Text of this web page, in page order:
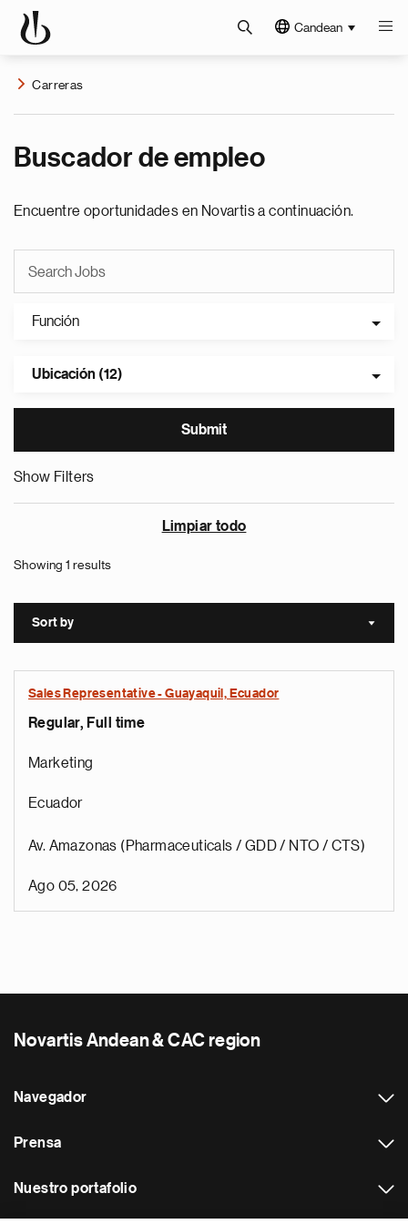
Candean
Carreras
Buscador de empleo
Encuentre oportunidades en Novartis a continuación.
Función
Ubicación (12)
Show Filters
Limpiar todo
Showing 1 results
Sort by Sort
Sales Representative - Guayaquil, Ecuador
Regular, Full time
Marketing
Ecuador
Av. Amazonas (Pharmaceuticals / GDD / NTO / CTS)
Ago 05, 2026
Novartis Andean & CAC region
Navegador
Prensa
Nuestro portafolio